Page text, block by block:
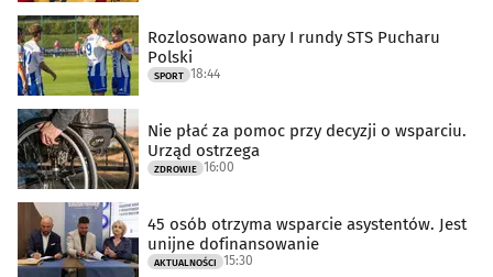
Rozlosowano pary I rundy STS Pucharu
Polski
SPORT 18:44
Nie płać za pomoc przy decyzji o wsparciu.
Urząd ostrzega
ZDROWIE 16:00
45 osób otrzyma wsparcie asystentów. Jest
unijne dofinansowanie
AKTUALNOŚCI 15:30